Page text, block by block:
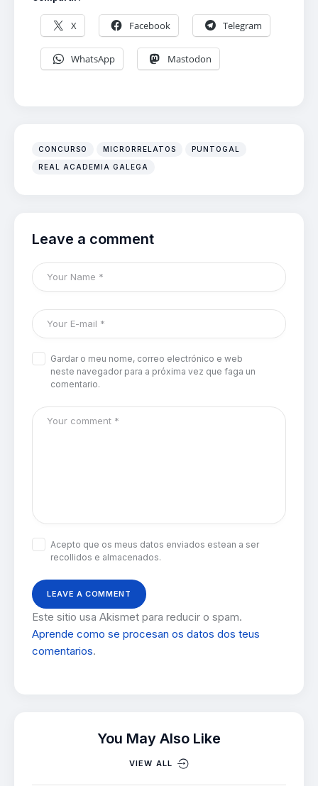
X Facebook Telegram
WhatsApp Mastodon
CONCURSO MICRORRELATOS PUNTOGAL
REAL ACADEMIA GALEGA
Leave a comment
Gardar o meu nome, correo electrónico e web
neste navegador para a próxima vez que faga un
comentario.
Acepto que os meus datos enviados estean a ser
recollidos e almacenados.
Este sitio usa Akismet para reducir o spam.
Aprende como se procesan os datos dos teus
comentarios.
You May Also Like
VIEW ALL